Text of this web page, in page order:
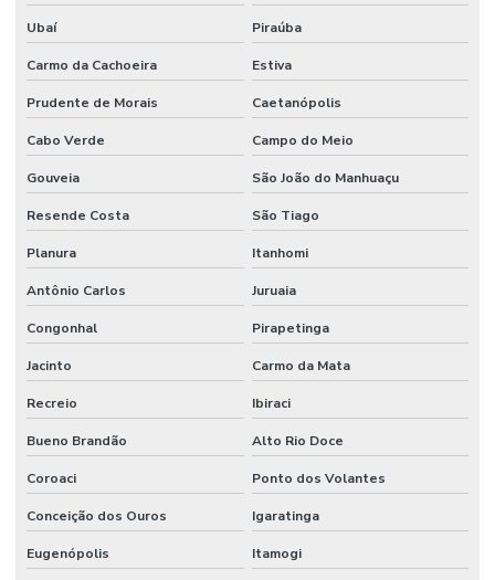
Ubaí Piraúba
Carmo da Cachoeira Estiva
Prudente de Morais Caetanópolis
Cabo Verde Campo do Meio
Gouveia São João do Manhuaçu
Resende Costa São Tiago
Planura Itanhomi
Antônio Carlos Juruaia
Congonhal Pirapetinga
Jacinto Carmo da Mata
Recreio Ibiraci
Bueno Brandão Alto Rio Doce
Coroaci Ponto dos Volantes
Conceição dos Ouros Igaratinga
Eugenópolis Itamogi